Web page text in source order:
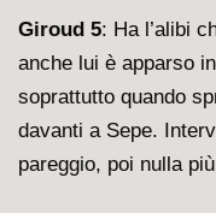
Giroud 5: Ha l’alibi
anche lui è apparso
soprattutto quando
davanti a Sepe.
pareggio, poi nulla